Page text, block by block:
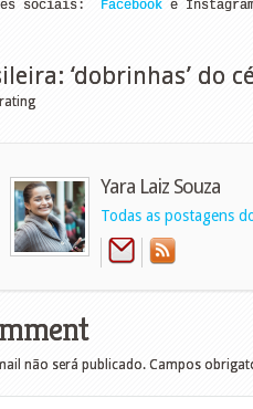
sociais: Facebook e
‘dobrinhas’ do
rating
Yara Laiz Souza
Todas as postagens
não será publicado. Campos